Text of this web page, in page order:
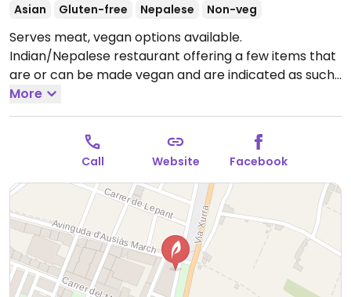
Asian
Gluten-free Nepalese Non-veg
Serves meat, vegan options available.
Indian/Nepalese restaurant offering a few items that
are or can be made vegan and are indicated as such.
Dishes include pappadom, lentil soup, salad, dal tadka,
vegetable curry, aloo gobi, bhaji, mushroom matar,
sag aloo and more.
Open Tue-Sun 12:30-16:30, Tue-
Sat 19:00-23:30, Sun 19:00-22:30.
More
Call Website Facebook